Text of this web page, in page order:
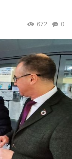
0
672